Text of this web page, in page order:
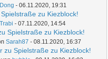
Dong - 06.11.2020, 19:31
zu Kiezblock!
Trabi - 07.11.2020, 14:54
Spielstraße zu Kiezblock!
Sarah87 - 08.11.2020, 16:37
zu Spielstraße zu Kiezblock!